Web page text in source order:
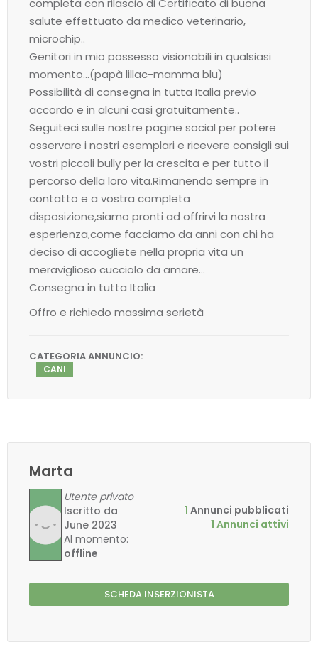
completa con rilascio di Certificato di buona
salute effettuato da medico veterinario,
microchip..
Genitori in mio possesso visionabili in qualsiasi
momento…(papà lillac-mamma blu)
Possibilità di consegna in tutta Italia previo
accordo e in alcuni casi gratuitamente..
Seguiteci sulle nostre pagine social per potere
osservare i nostri esemplari e ricevere consigli sui
vostri piccoli bully per la crescita e per tutto il
percorso della loro vita.Rimanendo sempre in
contatto e a vostra completa
disposizione,siamo pronti ad offrirvi la nostra
esperienza,come facciamo da anni con chi ha
deciso di accogliete nella propria vita un
meraviglioso cucciolo da amare…
Consegna in tutta Italia
Offro e richiedo massima serietà
CATEGORIA ANNUNCIO:
CANI
Marta
Utente privato
Iscritto da
June 2023
Al momento:
offline
1 Annunci pubblicati
1 Annunci attivi
SCHEDA INSERZIONISTA